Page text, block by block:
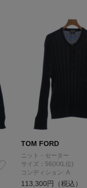
TOM FORD
ニット・セーター
サイズ：56(XXL位)
コンディション: A
113,300円（税込）